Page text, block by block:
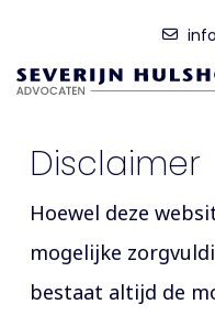
main
Disclaimer
Hoewel deze
mogelijke
bestaat altijd de